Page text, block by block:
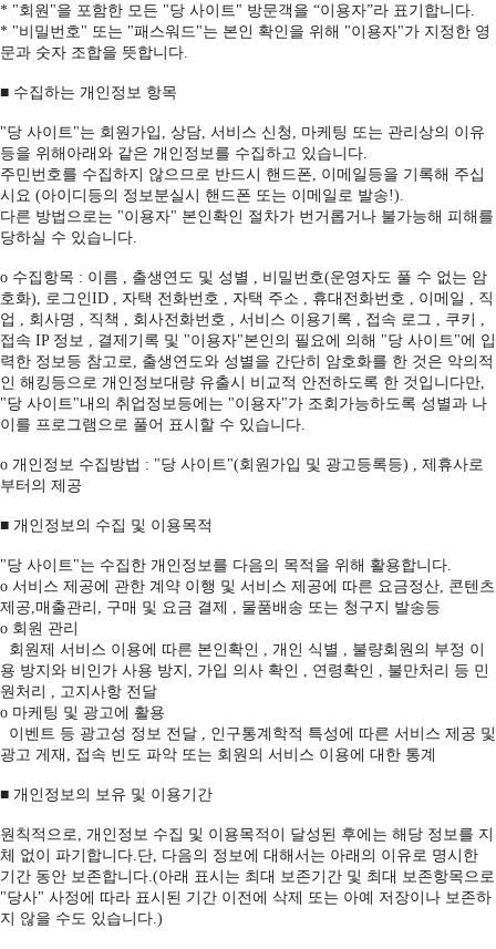
* "회원"을 포함한 모든 "당 사이트" 방문객을 “이용자”라 표기합니다.
* "비밀번호" 또는 "패스워드"는 본인 확인을 위해 "이용자"가 지정한 영
문과 숫자 조합을 뜻합니다.
■ 수집하는 개인정보 항목
"당 사이트"는 회원가입, 상담, 서비스 신청, 마케팅 또는 관리상의 이유
등을 위해아래와 같은 개인정보를 수집하고 있습니다.
주민번호를 수집하지 않으므로 반드시 핸드폰, 이메일등을 기록해 주십
시요 (아이디등의 정보분실시 핸드폰 또는 이메일로 발송!).
다른 방법으로는 "이용자" 본인확인 절차가 번거롭거나 불가능해 피해를
당하실 수 있습니다.
ο 수집항목 : 이름 , 출생연도 및 성별 , 비밀번호(운영자도 풀 수 없는 암
호화), 로그인ID , 자택 전화번호 , 자택 주소 , 휴대전화번호 , 이메일 , 직
업 , 회사명 , 직책 , 회사전화번호 , 서비스 이용기록 , 접속 로그 , 쿠키 ,
접속 IP 정보 , 결제기록 및 "이용자"본인의 필요에 의해 "당 사이트"에 입
력한 정보등 참고로, 출생연도와 성별을 간단히 암호화를 한 것은 악의적
인 해킹등으로 개인정보대량 유출시 비교적 안전하도록 한 것입니다만,
"당 사이트"내의 취업정보등에는 "이용자"가 조회가능하도록 성별과 나
이를 프로그램으로 풀어 표시할 수 있습니다.
ο 개인정보 수집방법 : "당 사이트"(회원가입 및 광고등록등) , 제휴사로
부터의 제공
■ 개인정보의 수집 및 이용목적
"당 사이트"는 수집한 개인정보를 다음의 목적을 위해 활용합니다.
ο 서비스 제공에 관한 계약 이행 및 서비스 제공에 따른 요금정산, 콘텐츠
제공,매출관리, 구매 및 요금 결제 , 물품배송 또는 청구지 발송등
ο 회원 관리
회원제 서비스 이용에 따른 본인확인 , 개인 식별 , 불량회원의 부정 이
용 방지와 비인가 사용 방지, 가입 의사 확인 , 연령확인 , 불만처리 등 민
원처리 , 고지사항 전달
ο 마케팅 및 광고에 활용
이벤트 등 광고성 정보 전달 , 인구통계학적 특성에 따른 서비스 제공 및
광고 게재, 접속 빈도 파악 또는 회원의 서비스 이용에 대한 통계
■ 개인정보의 보유 및 이용기간
원칙적으로, 개인정보 수집 및 이용목적이 달성된 후에는 해당 정보를 지
체 없이 파기합니다.단, 다음의 정보에 대해서는 아래의 이유로 명시한
기간 동안 보존합니다.(아래 표시는 최대 보존기간 및 최대 보존항목으로
"당사" 사정에 따라 표시된 기간 이전에 삭제 또는 아예 저장이나 보존하
지 않을 수도 있습니다.)